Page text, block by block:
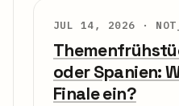
JUL 14, 2026 ·
oder Spanien:
Finale ein?